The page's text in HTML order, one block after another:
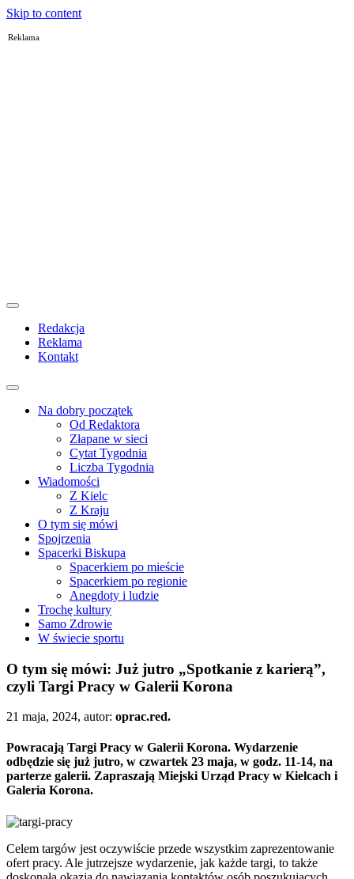
Skip to content
Reklama
Redakcja
Reklama
Kontakt
Na dobry początek
Od Redaktora
Złapane w sieci
Cytat Tygodnia
Liczba Tygodnia
Wiadomości
Z Kielc
Z Kraju
O tym się mówi
Spojrzenia
Spacerki Biskupa
Spacerkiem po mieście
Spacerkiem po regionie
Anegdoty i ludzie
Trochę kultury
Samo Zdrowie
W świecie sportu
O tym się mówi: Już jutro „Spotkanie z karierą”,
czyli Targi Pracy w Galerii Korona
21 maja, 2024, autor: oprac.red.
Powracają Targi Pracy w Galerii Korona. Wydarzenie
odbędzie się już jutro, w czwartek 23 maja, w godz. 11-14, na
parterze galerii. Zapraszają Miejski Urząd Pracy w Kielcach i
Galeria Korona.
Celem targów jest oczywiście przede wszystkim zaprezentowanie
ofert pracy. Ale jutrzejsze wydarzenie, jak każde targi, to także